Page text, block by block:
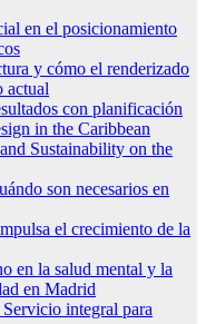
en el posicionamiento
y cómo el renderizado
actual
con planificación
in the Caribbean
Sustainability on the
son necesarios en
el crecimiento de la
en la salud mental y la
en Madrid
integral para